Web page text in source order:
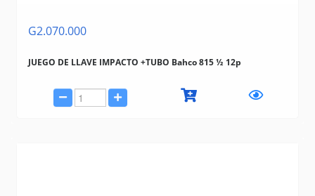
G2.070.000
JUEGO DE LLAVE IMPACTO +TUBO Bahco 815 ½ 12p